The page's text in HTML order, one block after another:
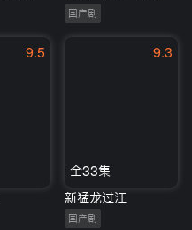
国产剧
9.5 9.3
全33集
新猛龙过江
国产剧